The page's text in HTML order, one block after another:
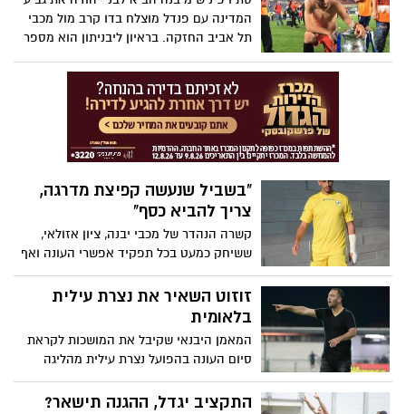
הוא מספר על התהליך שעבר, מכבי יבנה,
הבוגרת והצעירה, התפקיד החדש וגם: איך
נראית לו מהצד הקבוצה שאליה הוא כל כך
מחובר?
המדינה עם פנדל מוצלח בדו קרב מול מכבי
תל אביב החזקה. בראיון ליבניתון הוא מספר
כזו בחיי"), התגובות המרגשות וגם: למי הוא
העניק את החולצה ולמה?
"בשביל שנעשה קפיצת מדרגה,
צריך להביא כסף"
קשרה הנהדר של מכבי יבנה, ציון אזולאי,
ששיחק כמעט בכל תפקיד אפשרי העונה ואף
סבל מפציעות, עליות וירידות, מספר בראיון
ליבניתון על ההשפעה של התכנית המירוץ
למיליון שבה השתתף, ההצלחה היחסית של
עתידו
זוזוט השאיר את נצרת עילית
בלאומית
המאמן היבנאי שקיבל את המושכות לקראת
סיום העונה בהפועל נצרת עילית מהליגה
הלאומית, הצליח במשימה לאחר שהשאיר את
הקבוצה בליגה בתום שני משחקי פלייאוף מול
התקציב יגדל, ההגנה תישאר?